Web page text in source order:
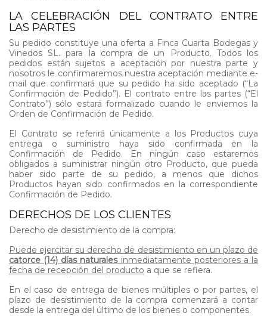
LA CELEBRACIÓN DEL CONTRATO ENTRE
LAS PARTES
Su pedido constituye una oferta a Finca Cuarta Bodegas y
Vinedos SL. para la compra de un Producto. Todos los
pedidos están sujetos a aceptación por nuestra parte y
nosotros le confirmaremos nuestra aceptación mediante e-
mail que confirmará que su pedido ha sido aceptado (“La
Confirmación de Pedido”). El contrato entre las partes (“El
Contrato”) sólo estará formalizado cuando le enviemos la
Orden de Confirmación de Pedido.
El Contrato se referirá únicamente a los Productos cuya
entrega o suministro haya sido confirmada en la
Confirmación de Pedido. En ningún caso estaremos
obligados a suministrar ningún otro Producto, que pueda
haber sido parte de su pedido, a menos que dichos
Productos hayan sido confirmados en la correspondiente
Confirmación de Pedido.
DERECHOS DE LOS CLIENTES
Derecho de desistimiento de la compra:
Puede ejercitar su derecho de desistimiento en un plazo de
catorce (14) días naturalesinmediatamente posteriores a la
fecha de recepción del producto a que se refiera.
En el caso de entrega de bienes múltiples o por partes, el
plazo de desistimiento de la compra comenzará a contar
desde la entrega del último de los bienes o componentes.